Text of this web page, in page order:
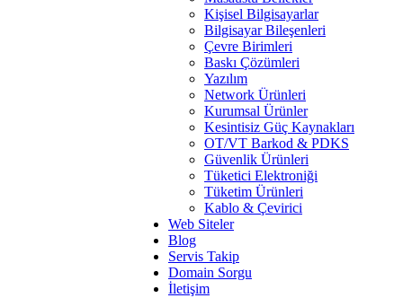
Kişisel Bilgisayarlar
Bilgisayar Bileşenleri
Çevre Birimleri
Baskı Çözümleri
Yazılım
Network Ürünleri
Kurumsal Ürünler
Kesintisiz Güç Kaynakları
OT/VT Barkod & PDKS
Güvenlik Ürünleri
Tüketici Elektroniği
Tüketim Ürünleri
Kablo & Çevirici
Web Siteler
Blog
Servis Takip
Domain Sorgu
İletişim